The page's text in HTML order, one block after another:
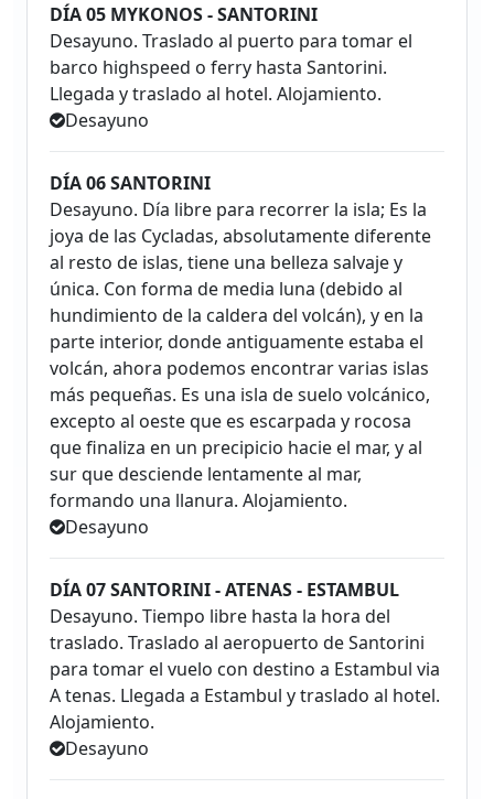
DÍA 05 MYKONOS - SANTORINI
Desayuno. Traslado al puerto para tomar el
barco highspeed o ferry hasta Santorini.
Llegada y traslado al hotel. Alojamiento.
Desayuno
DÍA 06 SANTORINI
Desayuno. Día libre para recorrer la isla; Es la
joya de las Cycladas, absolutamente diferente
al resto de islas, tiene una belleza salvaje y
única. Con forma de media luna (debido al
hundimiento de la caldera del volcán), y en la
parte interior, donde antiguamente estaba el
volcán, ahora podemos encontrar varias islas
más pequeñas. Es una isla de suelo volcánico,
excepto al oeste que es escarpada y rocosa
que finaliza en un precipicio hacie el mar, y al
sur que desciende lentamente al mar,
formando una llanura. Alojamiento.
Desayuno
DÍA 07 SANTORINI - ATENAS - ESTAMBUL
Desayuno. Tiempo libre hasta la hora del
traslado. Traslado al aeropuerto de Santorini
para tomar el vuelo con destino a Estambul via
A tenas. Llegada a Estambul y traslado al hotel.
Alojamiento.
Desayuno